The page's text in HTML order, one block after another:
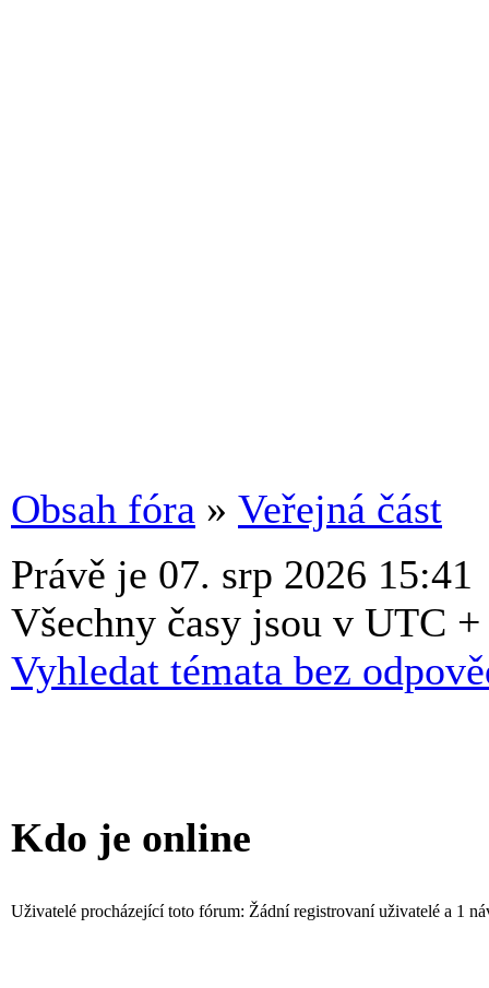
Obsah fóra » Veřejná část
Právě je 07. srp 2026 15:41
Všechny časy jsou v UTC
Vyhledat témata bez
Kdo je online
Uživatelé procházející toto fórum: Žádní registrovaní uživatelé a 1